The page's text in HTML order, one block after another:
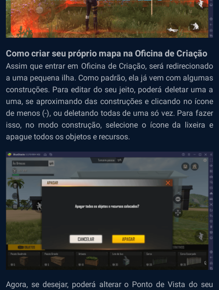
Como criar seu próprio mapa na Oficina de Criação
Assim que entrar em Oficina de Criação, será redirecionado
a uma pequena ilha. Como padrão, ela já vem com algumas
construções. Para editar do seu jeito, poderá deletar uma a
uma, se aproximando das construções e clicando no ícone
de menos (-), ou deletando todas de uma só vez. Para fazer
isso, no modo construção, selecione o ícone da lixeira e
apague todos os objetos e recursos.
Agora, se desejar, poderá alterar o Ponto de Vista do seu